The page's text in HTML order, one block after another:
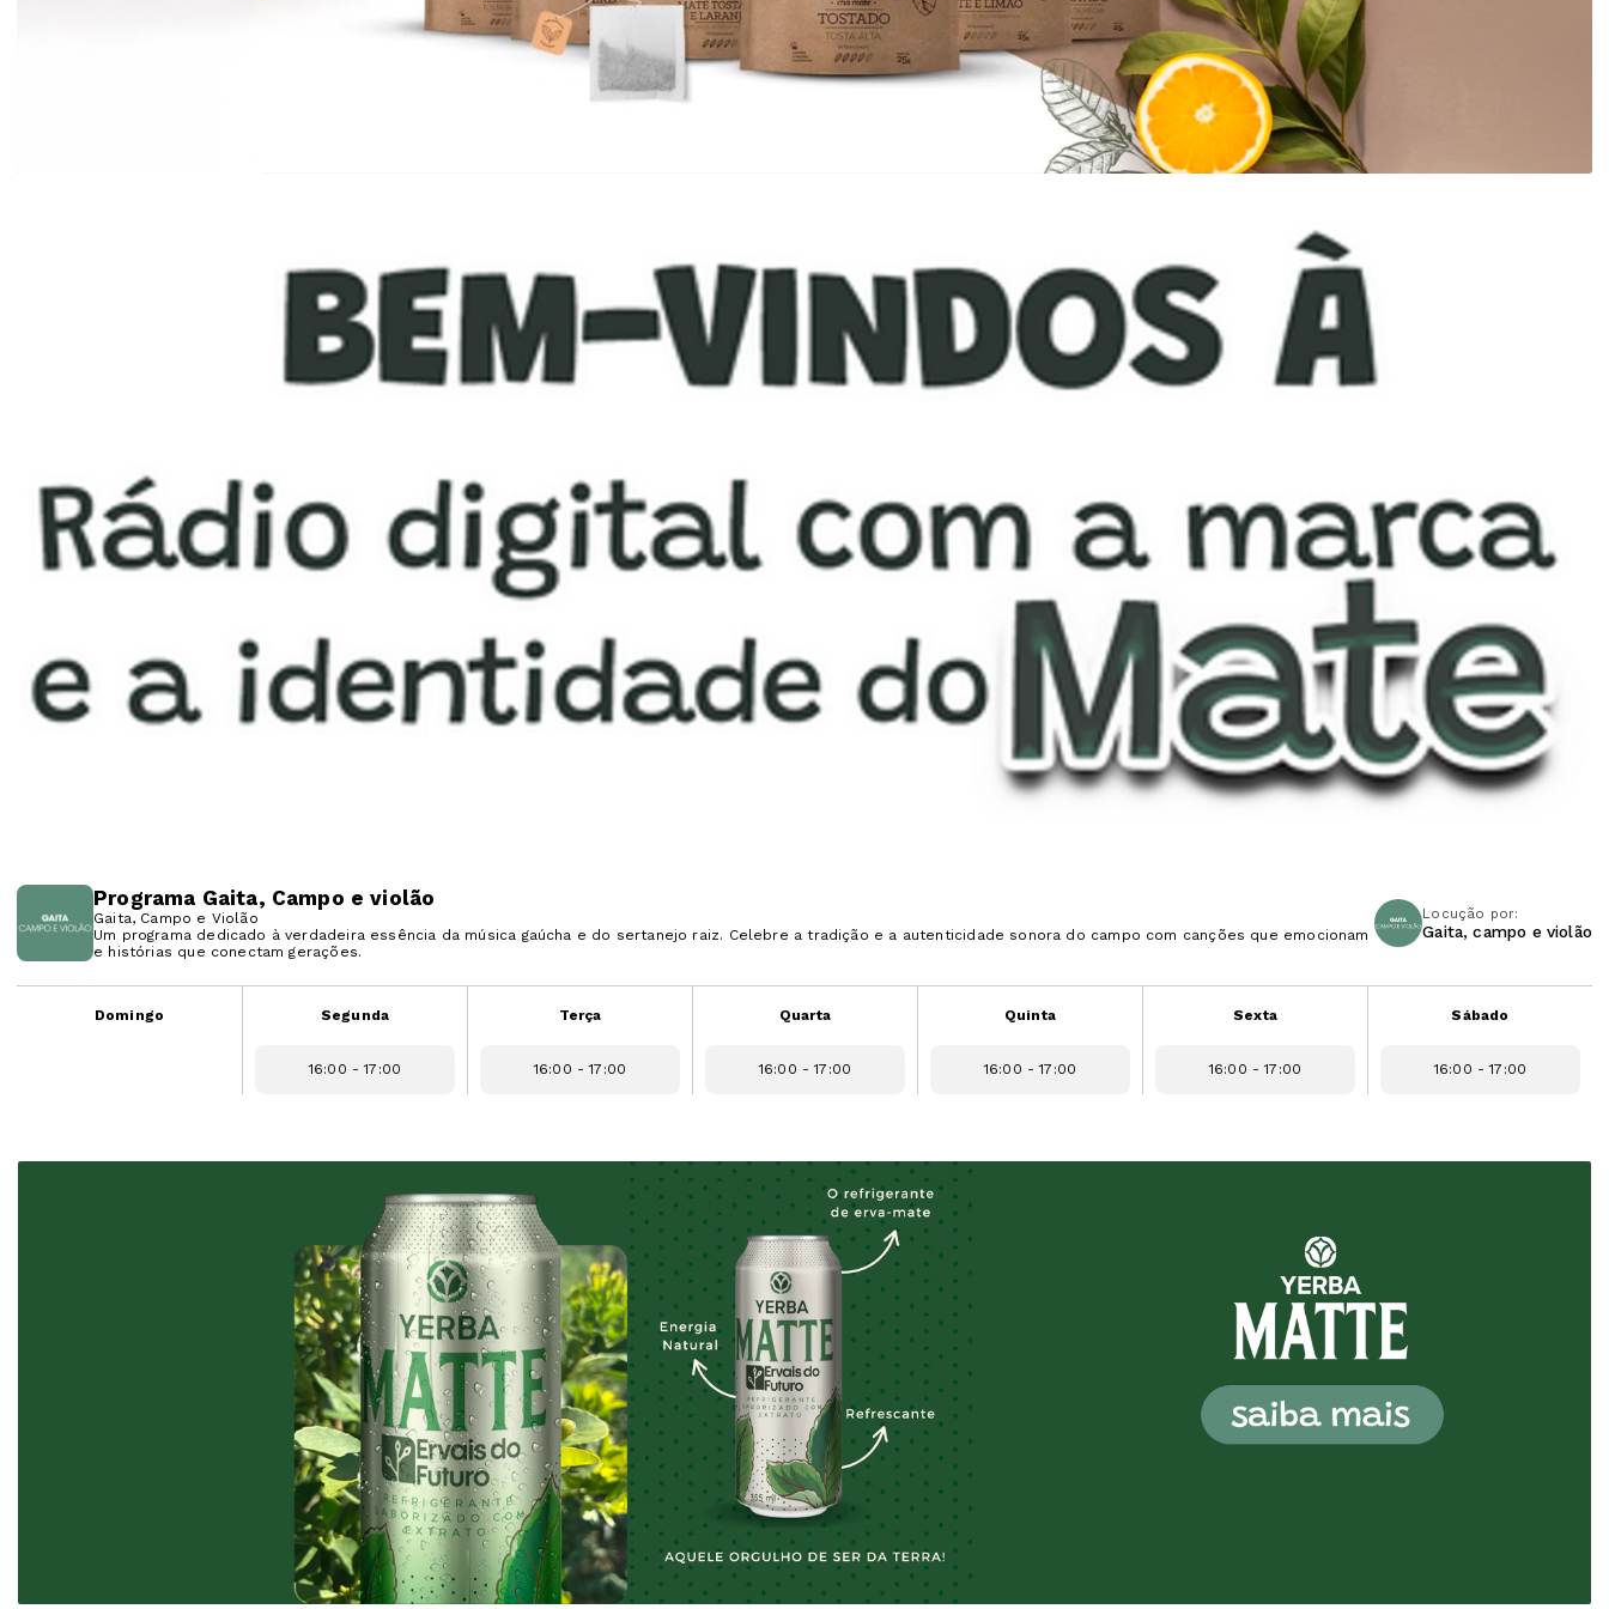
Programa Gaita, Campo e violão
Gaita, Campo e Violão
Um programa dedicado à verdadeira essência da música gaúcha e do sertanejo raiz. Celebre a tradição e a autenticidade sonora do campo com canções que emocionam
e histórias que conectam gerações.
Locução por:
Gaita, campo e violão
Domingo Segunda
16:00 - 17:00
Terça
16:00 - 17:00
Quarta
16:00 - 17:00
Quinta
16:00 - 17:00
Sexta
16:00 - 17:00
Sábado
16:00 - 17:00